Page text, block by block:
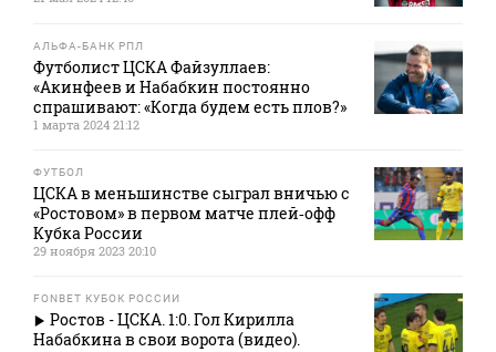
АЛЬФА-БАНК РПЛ
Футболист ЦСКА Файзуллаев:
«Акинфеев и Набабкин постоянно
спрашивают: «Когда будем есть плов?»
1 марта 2024 21:12
ФУТБОЛ
ЦСКА в меньшинстве сыграл вничью с
«Ростовом» в первом матче плей‑офф
Кубка России
29 ноября 2023 20:10
FONBET КУБОК РОССИИ
Ростов - ЦСКА. 1:0. Гол Кирилла
Набабкина в свои ворота (видео).